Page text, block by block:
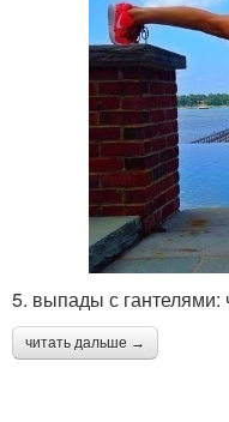
5. выпады с гантелями:
читать дальше →